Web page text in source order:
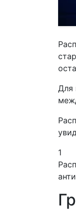
Для
1